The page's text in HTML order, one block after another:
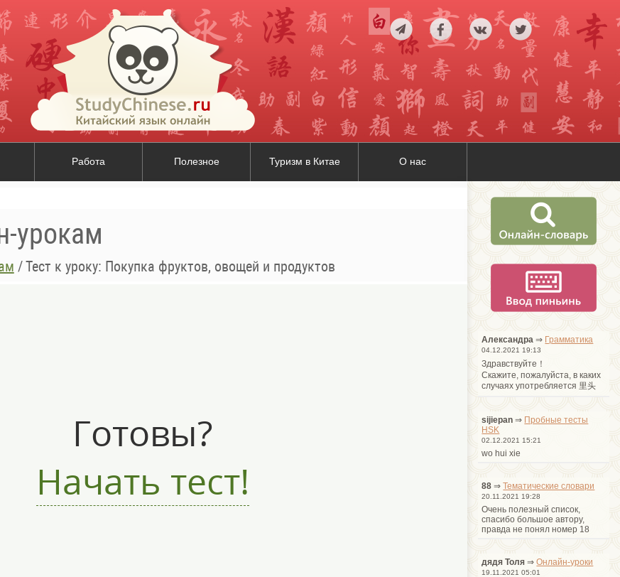
Работа Полезное Туризм в Китае О нас
урокам
/Тест к уроку: Покупка фруктов, овощей и продуктов
Готовы?
Начать тест!
Александра ⇒ Грамматика
04.12.2021 19:13
Здравствуйте！
Cкажите, пожалуйста, в каких
случаях употребляется 里头
sijiepan ⇒ Пробные тесты
HSK
02.12.2021 15:21
wo hui xie
88 ⇒Тематические словари
20.11.2021 19:28
Очень полезный список,
спасибо большое автору,
правда не понял номер 18
дядя Толя ⇒Онлайн-уроки
19.11.2021 05:01